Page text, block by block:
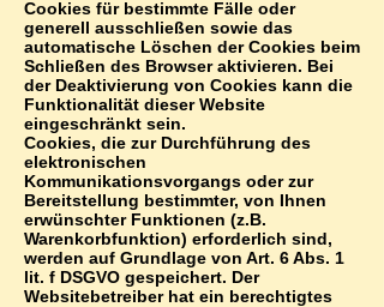
Cookies für bestimmte Fälle oder
generell ausschließen sowie das
automatische Löschen der Cookies beim
Schließen des Browser aktivieren. Bei
der Deaktivierung von Cookies kann die
Funktionalität dieser Website
eingeschränkt sein.
Cookies, die zur Durchführung des
elektronischen
Kommunikationsvorgangs oder zur
Bereitstellung bestimmter, von Ihnen
erwünschter Funktionen (z.B.
Warenkorbfunktion) erforderlich sind,
werden auf Grundlage von Art. 6 Abs. 1
lit. f DSGVO gespeichert. Der
Websitebetreiber hat ein berechtigtes